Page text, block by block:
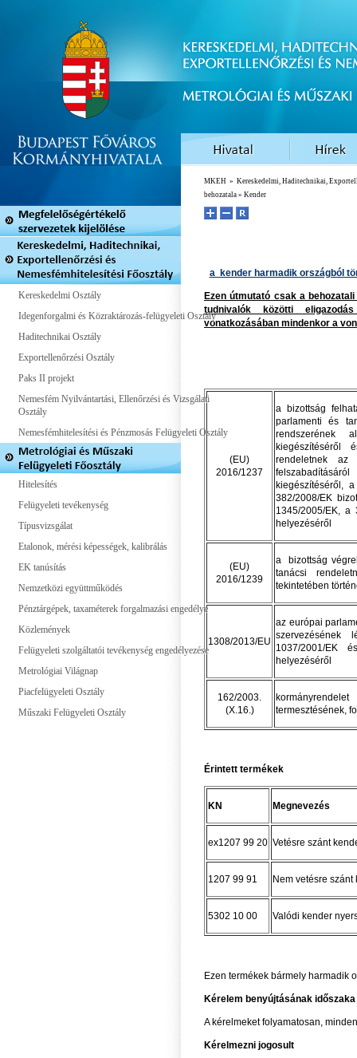
Kereskedelmi Osztály
Idegenforgalmi és Közraktározás-felügyeleti Osztály
Haditechnikai Osztály
Exportellenőrzési Osztály
Paks II projekt
Nemesfém Nyilvántartási, Ellenőrzési és Vizsgálati
Osztály
Nemesfémhitelesítési és Pénzmosás Felügyeleti Osztály
Hitelesítés
Felügyeleti tevékenység
Típusvizsgálat
Etalonok, mérési képességek, kalibrálás
EK tanúsítás
Nemzetközi együttműködés
Pénztárgépek, taxaméterek forgalmazási engedélye
Közlemények
Felügyeleti szolgáltatói tevékenység engedélyezése
Metrológiai Világnap
Piacfelügyeleti Osztály
Műszaki Felügyeleti Osztály
MKEH » Kereskedelmi, Haditechnikai,
behozatala » Kender
a kender harmadik országból
Ezen útmutató csak a
tudnivalók közötti
vonatkozásában mindenkor a
(EU)
2016/1237
a bizottság
parlamenti és
rendszerének
kiegészítéséről
rendeletnek az
kiegészítéséről,
382/2008/EK
1345/2005/EK, a
helyezéséről
(EU)
2016/1239
a bizottság
tanácsi
tekintetében
1308/2013/EU
az európai
szervezésének
1037/2001/EK
helyezéséről
162/2003.
(X.16.)
termesztésének,
Érintett termékek
KN Megnevezés
ex1207 99 20 Vetésre szánt
1207 99 91 Nem vetésre szánt
5302 10 00 Valódi kender
Ezen termékek bármely harmadik
Kérelem benyújtásának időszaka
A kérelmeket folyamatosan,
Kérelmezni jogosult